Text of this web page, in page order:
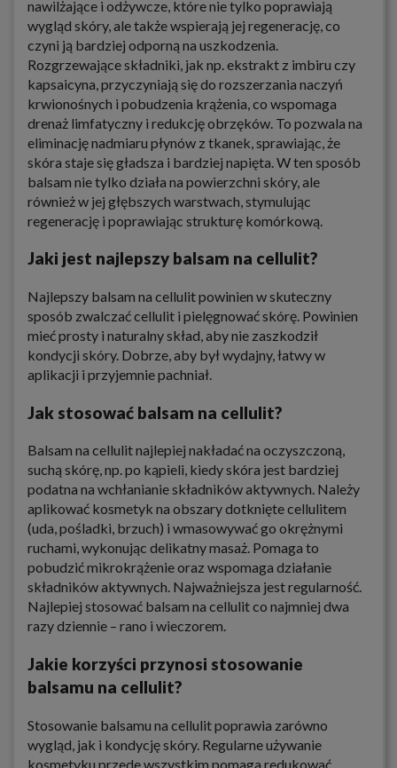
nawilżające i odżywcze, które nie tylko poprawiają
wygląd skóry, ale także wspierają jej regenerację, co
czyni ją bardziej odporną na uszkodzenia.
Rozgrzewające składniki, jak np. ekstrakt z imbiru czy
kapsaicyna, przyczyniają się do rozszerzania naczyń
krwionośnych i pobudzenia krążenia, co wspomaga
drenaż limfatyczny i redukcję obrzęków. To pozwala na
eliminację nadmiaru płynów z tkanek, sprawiając, że
skóra staje się gładsza i bardziej napięta. W ten sposób
balsam nie tylko działa na powierzchni skóry, ale
również w jej głębszych warstwach, stymulując
regenerację i poprawiając strukturę komórkową.
Jaki jest najlepszy balsam na cellulit?
Najlepszy balsam na cellulit powinien w skuteczny
sposób zwalczać cellulit i pielęgnować skórę. Powinien
mieć prosty i naturalny skład, aby nie zaszkodził
kondycji skóry. Dobrze, aby był wydajny, łatwy w
aplikacji i przyjemnie pachniał.
Jak stosować balsam na cellulit?
Balsam na cellulit najlepiej nakładać na oczyszczoną,
suchą skórę, np. po kąpieli, kiedy skóra jest bardziej
podatna na wchłanianie składników aktywnych. Należy
aplikować kosmetyk na obszary dotknięte cellulitem
(uda, pośladki, brzuch) i wmasowywać go okrężnymi
ruchami, wykonując delikatny masaż. Pomaga to
pobudzić mikrokrążenie oraz wspomaga działanie
składników aktywnych. Najważniejsza jest regularność.
Najlepiej stosować balsam na cellulit co najmniej dwa
razy dziennie – rano i wieczorem.
Jakie korzyści przynosi stosowanie
balsamu na cellulit?
Stosowanie balsamu na cellulit poprawia zarówno
wygląd, jak i kondycję skóry. Regularne używanie
kosmetyku przede wszystkim pomaga redukować